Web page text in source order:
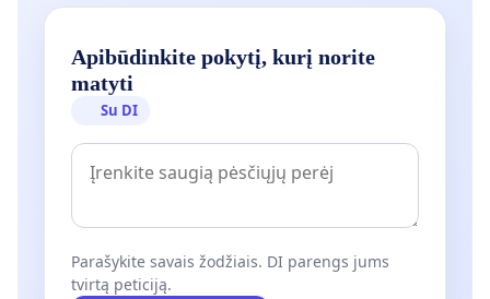
Apibūdinkite pokytį, kurį norite
matyti
Su DI
Parašykite savais žodžiais. DI parengs jums
tvirtą peticiją.